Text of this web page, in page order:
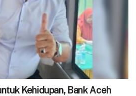
Kehidupan, Bank Aceh